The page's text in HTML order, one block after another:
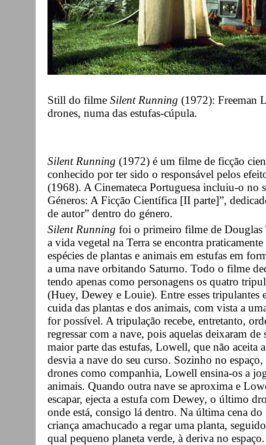
Still do filme Silent Running (1972): Freeman
drones, numa das estufas-cúpula.
Silent Running (1972) é um filme de ficção
conhecido por ter sido o responsável pelos
(1968). A Cinemateca Portuguesa incluiu-o no
Géneros: A Ficção Científica [II parte]”,
de autor” dentro do género.
Silent Running foi o primeiro filme de
a vida vegetal na Terra se encontra
espécies de plantas e animais em estufas em
a uma nave orbitando Saturno. Todo o filme
tendo apenas como personagens os quatro
(Huey, Dewey e Louie). Entre esses
cuida das plantas e dos animais, com vista a
for possível. A tripulação recebe, entretanto,
regressar com a nave, pois aquelas deixaram
maior parte das estufas, Lowell, que não aceita
desvia a nave do seu curso. Sozinho no
drones como companhia, Lowell ensina-os a
animais. Quando outra nave se aproxima e
escapar, ejecta a estufa com Dewey, o último
onde está, consigo lá dentro. Na última cena
criança amachucado a regar uma planta,
qual pequeno planeta verde, à deriva no espaço.